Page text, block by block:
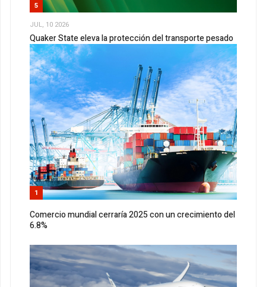
5
JUL, 10 2026
Quaker State eleva la protección del transporte pesado
1
Comercio mundial cerraría 2025 con un crecimiento del
6.8%